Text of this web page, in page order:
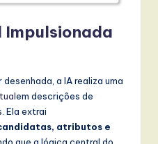
Impulsionada
a IA realiza uma
em descrições de
Ela extrai
atributos e
que a lógica central do